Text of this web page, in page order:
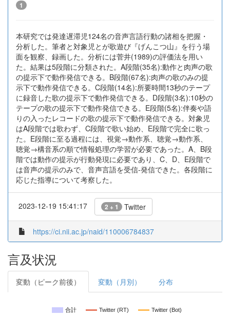
1
本研究では発達遅滞児124名の音声言語行動の諸相を把握・
分析した。筆者と対象児とが歌遊び『げんこつ山』を行う場
面を観察、録画した。分析には菅井(1989)の評価法を用い
た。結果は5段階に分類された。A段階(35名):動作と肉声の歌
の提示下で動作発信できる。B段階(67名):肉声の歌のみの提
示下で動作発信できる。C段階(14名):所要時間13秒のテープ
に録音した歌の提示下で動作発信できる。D段階(3名):10秒の
テープの歌の提示下で動作発信できる。E段階(5名):伴奏や語
りの入ったレコードの歌の提示下で動作発信できる。対象児
はA段階では歌わず、C段階で歌い始め、E段階で完全に歌っ
た。E段階に至る過程には、視覚→動作系、聴覚→動作系、
聴覚→構音系の順で情報処理の学習が必要であった。A、B段
階では動作の提示が行動発現に必要であり、C、D、E段階で
は音声の提示のみで、音声言語を受信-発信できた。各段階に
応じた指導について考察した。
2023-12-19 15:41:17 2 + 1 Twitter
https://ci.nii.ac.jp/naid/110006784837
言及状況
変動（ピーク前後） 変動（月別） 分布
合計 Twitter (RT) Twitter (Bot)